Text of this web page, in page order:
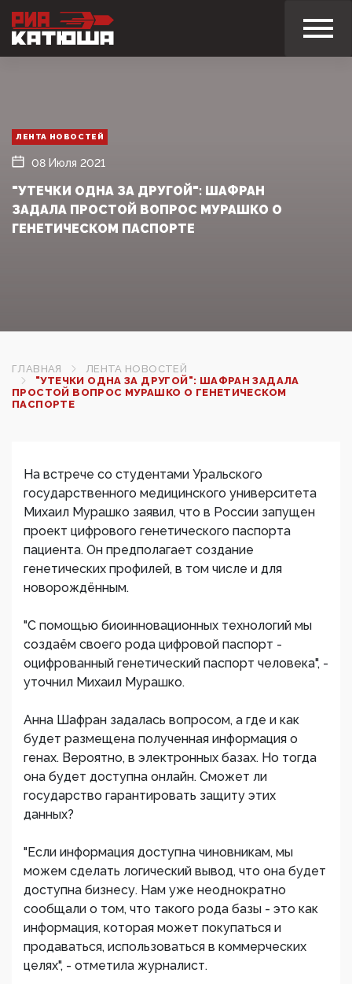
ЛЕНТА НОВОСТЕЙ
08 Июля 2021
"УТЕЧКИ ОДНА ЗА ДРУГОЙ": ШАФРАН
ЗАДАЛА ПРОСТОЙ ВОПРОС МУРАШКО О
ГЕНЕТИЧЕСКОМ ПАСПОРТЕ
ГЛАВНАЯ
ЛЕНТА НОВОСТЕЙ
"УТЕЧКИ ОДНА ЗА ДРУГОЙ": ШАФРАН ЗАДАЛА
ПРОСТОЙ ВОПРОС МУРАШКО О ГЕНЕТИЧЕСКОМ
ПАСПОРТЕ
На встрече со студентами Уральского
государственного медицинского университета
Михаил Мурашко заявил, что в России запущен
проект цифрового генетического паспорта
пациента. Он предполагает создание
генетических профилей, в том числе и для
новорождённым.
"С помощью биоинновационных технологий мы
создаём своего рода цифровой паспорт -
оцифрованный генетический паспорт человека", -
уточнил Михаил Мурашко.
Анна Шафран задалась вопросом, а где и как
будет размещена полученная информация о
генах. Вероятно, в электронных базах. Но тогда
она будет доступна онлайн. Сможет ли
государство гарантировать защиту этих
данных?
"Если информация доступна чиновникам, мы
можем сделать логический вывод, что она будет
доступна бизнесу. Нам уже неоднократно
сообщали о том, что такого рода базы - это как
информация, которая может покупаться и
продаваться, использоваться в коммерческих
целях", - отметила журналист.